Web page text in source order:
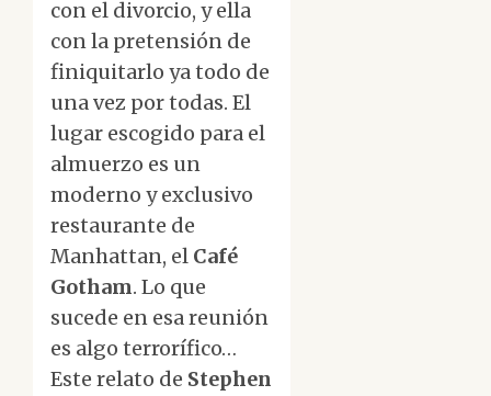
con el divorcio, y ella
con la pretensión de
finiquitarlo ya todo de
una vez por todas. El
lugar escogido para el
almuerzo es un
moderno y exclusivo
restaurante de
Manhattan, el Café
Gotham. Lo que
sucede en esa reunión
es algo terrorífico…
Este relato de Stephen